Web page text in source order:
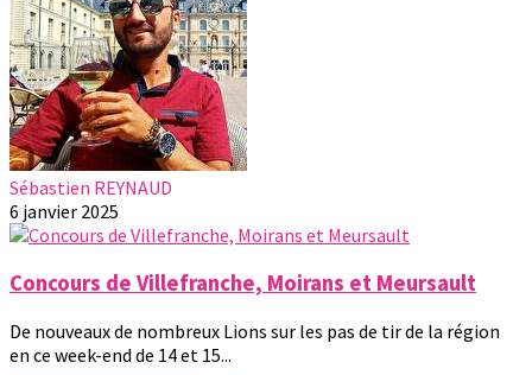
Sébastien REYNAUD
6 janvier 2025
Concours de Villefranche, Moirans et Meursault
De nouveaux de nombreux Lions sur les pas de tir de la région
en ce week-end de 14 et 15...